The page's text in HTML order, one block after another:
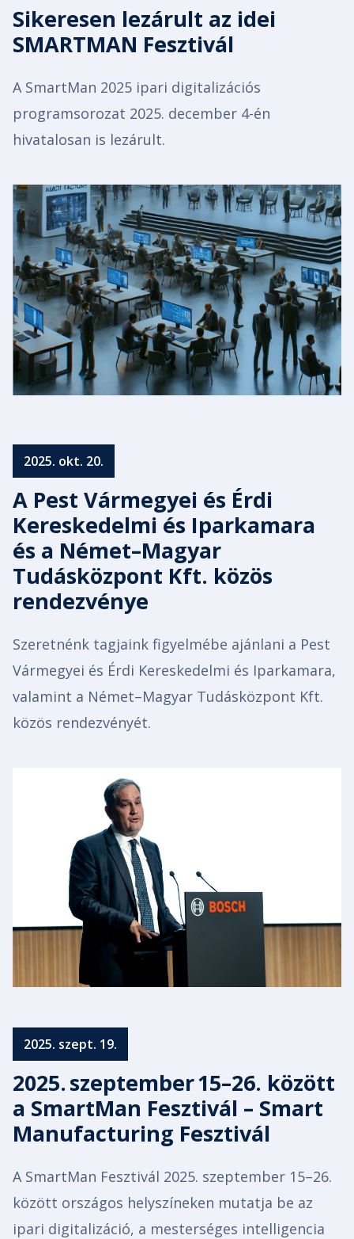
Sikeresen lezárult az idei
SMARTMAN Fesztivál
A SmartMan 2025 ipari digitalizációs
programsorozat 2025. december 4-én
hivatalosan is lezárult.
2025. okt. 20.
A Pest Vármegyei és Érdi
Kereskedelmi és Iparkamara
és a Német–Magyar
Tudásközpont Kft. közös
rendezvénye
Szeretnénk tagjaink figyelmébe ajánlani a Pest
Vármegyei és Érdi Kereskedelmi és Iparkamara,
valamint a Német–Magyar Tudásközpont Kft.
közös rendezvényét.
2025. szept. 19.
2025. szeptember 15–26. között
a SmartMan Fesztivál – Smart
Manufacturing Fesztivál
A SmartMan Fesztivál 2025. szeptember 15–26.
között országos helyszíneken mutatja be az
ipari digitalizáció, a mesterséges intelligencia